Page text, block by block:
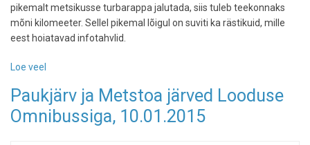
pikemalt metsikusse turbarappa jalutada, siis tuleb teekonnaks
mõni kilomeeter. Sellel pikemal lõigul on suviti ka rästikuid, mille
eest hoiatavad infotahvlid.
Loe veel
matkarada
-
Paukjärv ja Metstoa järved Looduse
Omnibussiga, 10.01.2015